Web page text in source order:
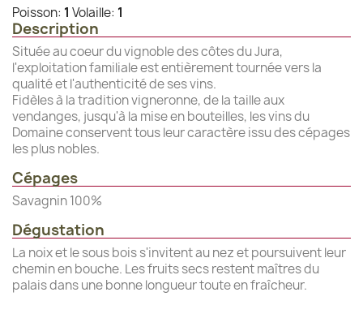
Poisson: 1 Volaille: 1
Description
Située au coeur du vignoble des côtes du Jura,
l'exploitation familiale est entièrement tournée vers la
qualité et l'authenticité de ses vins.
Fidèles à la tradition vigneronne, de la taille aux
vendanges, jusqu'à la mise en bouteilles, les vins du
Domaine conservent tous leur caractère issu des cépages
les plus nobles.
Cépages
Savagnin 100%
Dégustation
La noix et le sous bois s'invitent au nez et poursuivent leur
chemin en bouche. Les fruits secs restent maîtres du
palais dans une bonne longueur toute en fraîcheur.